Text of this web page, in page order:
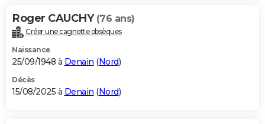
Roger CAUCHY (76 ans)
Créer une cagnotte obsèques
Naissance
25/09/1948 à Denain (Nord)
Décès
15/08/2025 à Denain (Nord)